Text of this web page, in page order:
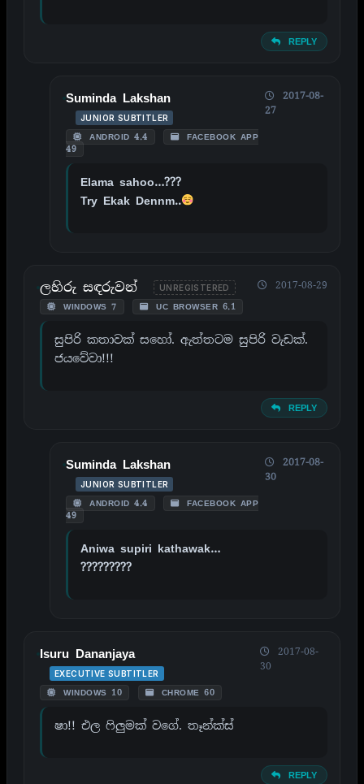
REPLY
Suminda Lakshan
JUNIOR SUBTITLER
ANDROID 4.4
FACEBOOK APP
49
2017-08-
27
Elama sahoo…???
Try Ekak Dennm..
ලහිරු සඳරුවන් UNREGISTERED
WINDOWS 7 UC BROWSER 6.1
2017-08-29
සුපිරි කතාවක් සහෝ. ඇත්තටම සුපිරි වැඩක්.
ජයවේවා!!!
REPLY
Suminda Lakshan
JUNIOR SUBTITLER
ANDROID 4.4
FACEBOOK APP
49
2017-08-
30
Aniwa supiri kathawak…
?????????
Isuru Dananjaya
EXECUTIVE SUBTITLER
WINDOWS 10 CHROME 60
2017-08-
30
ෂා!! එල ෆිලුමක් වගේ. තෑන්ක්ස්
REPLY